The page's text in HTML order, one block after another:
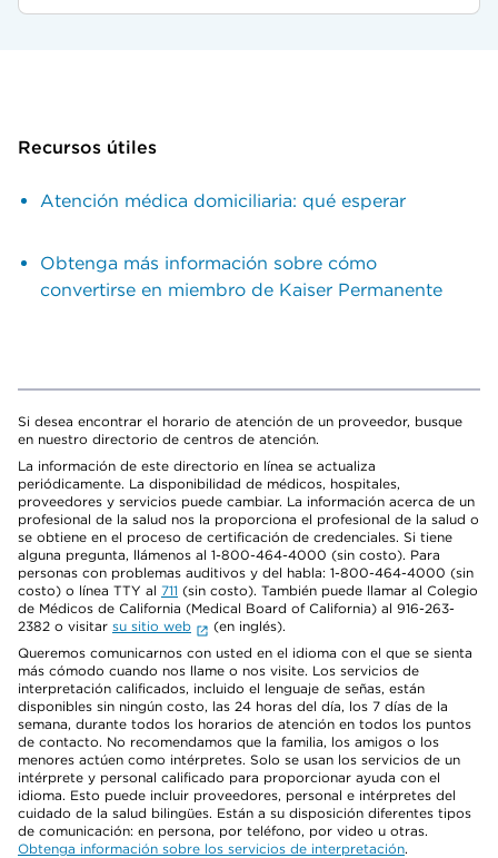
Recursos útiles
Atención médica domiciliaria: qué esperar
Obtenga más información sobre cómo
convertirse en miembro de Kaiser Permanente
Si desea encontrar el horario de atención de un proveedor, busque
en nuestro directorio de centros de atención.
La información de este directorio en línea se actualiza
periódicamente. La disponibilidad de médicos, hospitales,
proveedores y servicios puede cambiar. La información acerca de un
profesional de la salud nos la proporciona el profesional de la salud o
se obtiene en el proceso de certificación de credenciales. Si tiene
alguna pregunta, llámenos al 1-800-464-4000 (sin costo). Para
personas con problemas auditivos y del habla: 1-800-464-4000 (sin
costo) o línea TTY al 711 (sin costo). También puede llamar al Colegio
de Médicos de California (Medical Board of California) al 916-263-
2382 o visitar su sitio web
(en inglés).
Queremos comunicarnos con usted en el idioma con el que se sienta
más cómodo cuando nos llame o nos visite. Los servicios de
interpretación calificados, incluido el lenguaje de señas, están
disponibles sin ningún costo, las 24 horas del día, los 7 días de la
semana, durante todos los horarios de atención en todos los puntos
de contacto. No recomendamos que la familia, los amigos o los
menores actúen como intérpretes. Solo se usan los servicios de un
intérprete y personal calificado para proporcionar ayuda con el
idioma. Esto puede incluir proveedores, personal e intérpretes del
cuidado de la salud bilingües. Están a su disposición diferentes tipos
de comunicación: en persona, por teléfono, por video u otras.
Obtenga información sobre los servicios de interpretación.